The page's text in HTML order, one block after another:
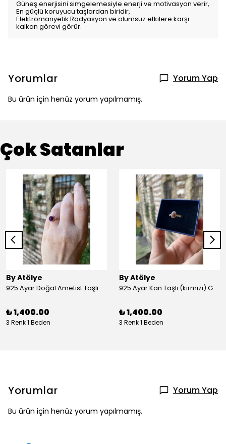
Güneş enerjisini simgelemesiyle enerji ve motivasyon verir,
En güçlü koruyucu taşlardan biridir,
Elektromanyetik Radyasyon ve olumsuz etkilere karşı
kalkan görevi görür.
Yorumlar Yorum Yap
Bu ürün için henüz yorum yapılmamış.
Çok Satanlar
By Atölye
925 Ayar Doğal Ametist Taşlı Yuvarlak Gümüş Yüzük
₺ 1,400.00
3 Renk 1 Beden
By Atölye
925 Ayar Kan Taşlı (kırmızı) Gümüş Yüzük
₺ 1,400.00
3 Renk 1 Beden
Yorumlar Yorum Yap
Bu ürün için henüz yorum yapılmamış.